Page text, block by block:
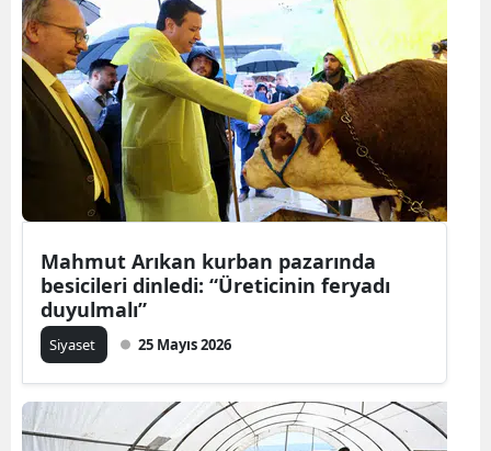
Mahmut Arıkan kurban pazarında
besicileri dinledi: “Üreticinin feryadı
duyulmalı”
Siyaset 25 Mayıs 2026